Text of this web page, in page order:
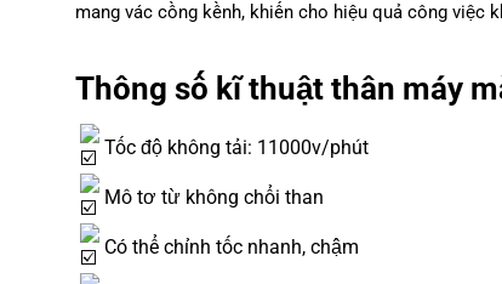
mang vác cồng kềnh, khiến cho hiệu quả công việc
Thông số kĩ thuật thân máy
Tốc độ không tải: 11000v/phút
Mô tơ từ không chổi than
Có thể chỉnh tốc nhanh, chậm